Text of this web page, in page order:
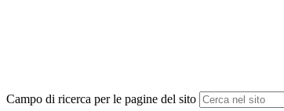
Campo di ricerca per le pagine del sito